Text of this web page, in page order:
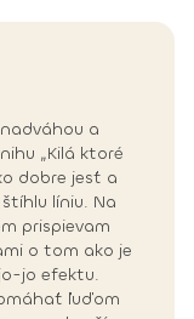
a
„Kilá ktoré
dobre jesť a
líniu. Na
prispievam
o tom ako je
jo efektu.
ľuďom